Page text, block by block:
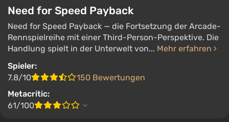
Need for Speed Payback
Need for Speed Payback — die Fortsetzung der Arcade-
Rennspielreihe mit einer Third-Person-Perspektive. Die
Handlung spielt in der Unterwelt von... Mehr erfahren
Spieler:
7.8/10
150 Bewertungen
Metacritic:
61/100